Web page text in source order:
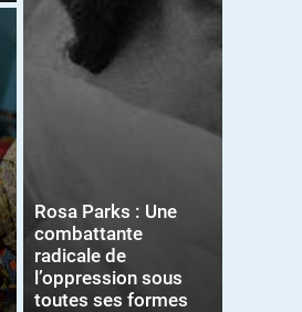
Rosa Parks : Une
combattante
radicale de
l’oppression sous
toutes ses formes